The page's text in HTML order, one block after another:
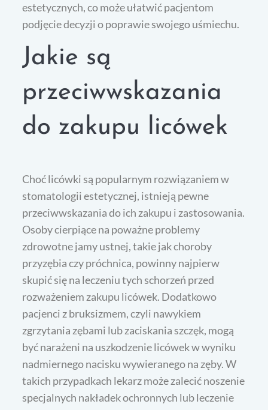
estetycznych, co może ułatwić pacjentom
podjęcie decyzji o poprawie swojego uśmiechu.
Jakie są
przeciwwskazania
do zakupu licówek
Choć licówki są popularnym rozwiązaniem w
stomatologii estetycznej, istnieją pewne
przeciwwskazania do ich zakupu i zastosowania.
Osoby cierpiące na poważne problemy
zdrowotne jamy ustnej, takie jak choroby
przyzębia czy próchnica, powinny najpierw
skupić się na leczeniu tych schorzeń przed
rozważeniem zakupu licówek. Dodatkowo
pacjenci z bruksizmem, czyli nawykiem
zgrzytania zębami lub zaciskania szczęk, mogą
być narażeni na uszkodzenie licówek w wyniku
nadmiernego nacisku wywieranego na zęby. W
takich przypadkach lekarz może zalecić noszenie
specjalnych nakładek ochronnych lub leczenie